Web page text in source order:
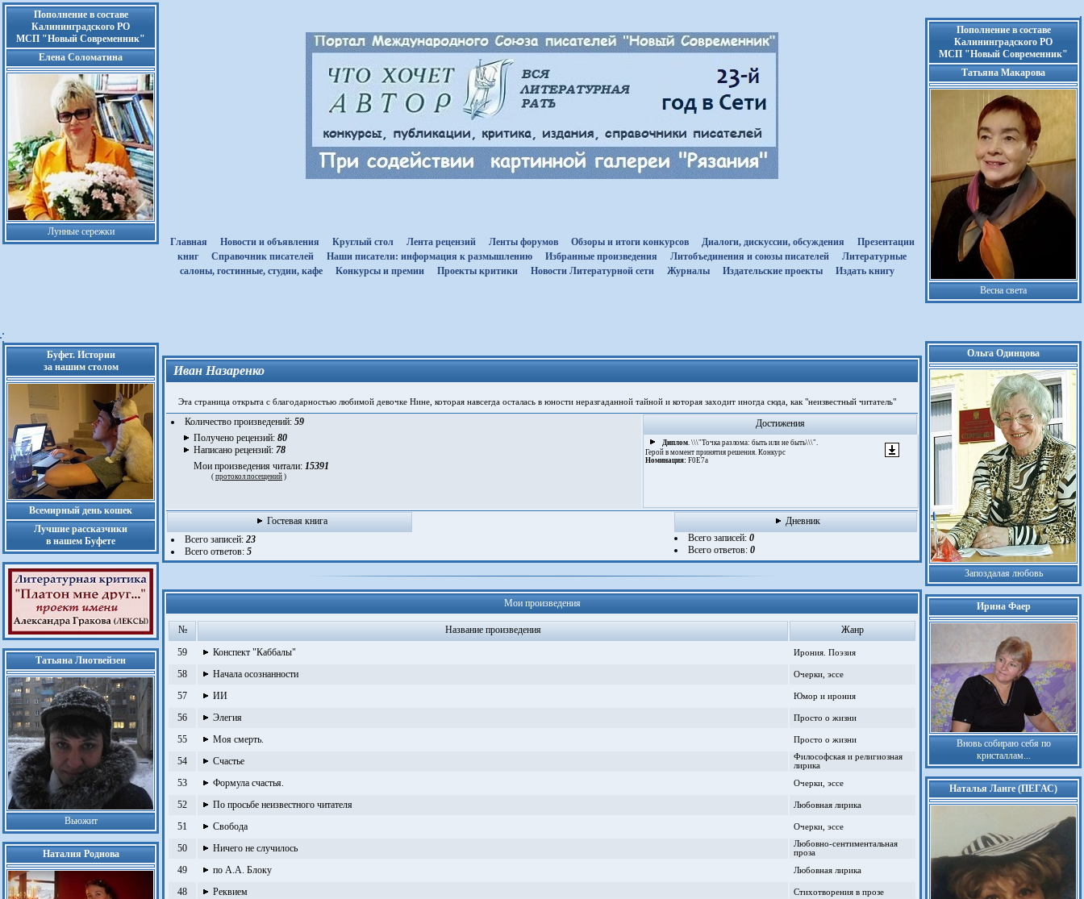
Пополнение в составе
Калининградского РО
МСП "Новый Современник"
Елена Соломатина
Лунные сережки
Главная
Новости и объявления Круглый стол Лента рецензий Ленты форумов Обзоры и итоги конкурсов Диалоги, дискуссии, обсуждения
Презентации
книг
Cправочник писателей Наши писатели: информация к размышлению Избранные произведения Литобъединения и союзы писателей
Литературные
салоны, гостинные, студии, кафе
Kонкурсы и премии Проекты критики Новости Литературной сети Журналы Издательские проекты Издать книгу
Пополнение в составе
Калининградского РО
МСП "Новый Современник"
Татьяна Макарова
Весна света
Буфет. Истории
за нашим столом
Всемирный день кошек
Лучшие рассказчики
в нашем Буфете
Татьяна Лиотвейзен
Вьюжит
Наталия Роднова
Иван Назаренко
Эта страница открыта с благодарностью любимой девочке Нине, которая навсегда осталась в юности неразгаданной тайной и которая заходит иногда сюда, как "неизвестный читатель"
Количество произведений: 59
Получено рецензий: 80
Написано рецензий: 78
Мои произведения читали: 15391
( протокол посещений )
Достижения
Диплом. \\\"Точка разлома: быть или не быть\\\".
Герой в момент принятия решения. Конкурс
Номинация: F0E7а
Гостевая книга
Дневник
Всего записей: 23
Всего ответов: 5
Всего записей: 0
Всего ответов: 0
Мои произведения
№ Название произведения
Жанр
59
Конспект "Каббалы" Ирония. Поэзия
58 Начала осознанности Очерки, эссе
57 ИИ Юмор и ирония
56 Элегия Просто о жизни
55 Моя смерть. Просто о жизни
54 Счастье
Философская и религиозная
лирика
53 Формула счастья. Очерки, эссе
52 По просьбе неизвестного читателя Любовная лирика
51 Свобода Очерки, эссе
50 Ничего не случилось
Любовно-сентиментальная
проза
49 по А.А. Блоку Любовная лирика
48 Реквием Стихотворения в прозе
Ольга Одинцова
Запоздалая любовь
Ирина Фаер
Вновь собираю себя по
кристаллам...
Наталья Ланге (ПЕГАС)